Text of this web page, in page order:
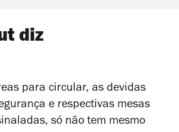
diz
para circular, as devidas
e respectivas mesas
só não tem mesmo